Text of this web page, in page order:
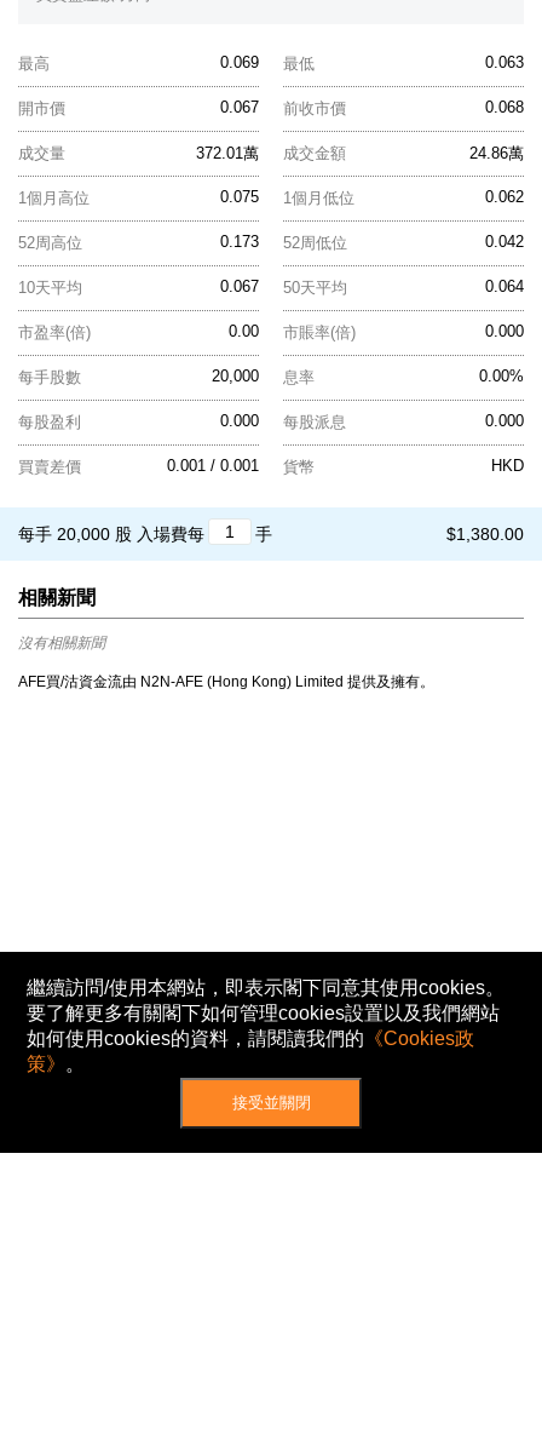
0.069
最高 0.063
最低
0.067
開市價 0.068
前收市價
372.01萬
成交量 24.86萬
成交金額
0.075
1個月高位 0.062
1個月低位
0.173
52周高位 0.042
52周低位
0.067
10天平均 0.064
50天平均
0.00
市盈率(倍) 0.000
市賬率(倍)
20,000
每手股數 0.00%
息率
0.000
每股盈利 0.000
每股派息
0.001 / 0.001
買賣差價 HKD
貨幣
$1,380.00
每手 20,000 股 入場費每 手
相關新聞
沒有相關新聞
AFE買/沽資金流由 N2N-AFE (Hong Kong) Limited 提供及擁有。
繼續訪問/使用本網站，即表示閣下同意其使用cookies。
要了解更多有關閣下如何管理cookies設置以及我們網站
如何使用cookies的資料，請閱讀我們的 《Cookies政
策》 。
接受並關閉